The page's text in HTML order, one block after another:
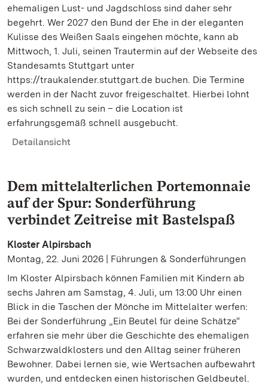
ehemaligen Lust- und Jagdschloss sind daher sehr
begehrt. Wer 2027 den Bund der Ehe in der eleganten
Kulisse des Weißen Saals eingehen möchte, kann ab
Mittwoch, 1. Juli, seinen Trautermin auf der Webseite des
Standesamts Stuttgart unter
https://traukalender.stuttgart.de buchen. Die Termine
werden in der Nacht zuvor freigeschaltet. Hierbei lohnt
es sich schnell zu sein – die Location ist
erfahrungsgemäß schnell ausgebucht.
Detailansicht
Dem mittelalterlichen Portemonnaie
auf der Spur: Sonderführung
verbindet Zeitreise mit Bastelspaß
Kloster Alpirsbach
Montag, 22. Juni 2026 | Führungen & Sonderführungen
Im Kloster Alpirsbach können Familien mit Kindern ab
sechs Jahren am Samstag, 4. Juli, um 13:00 Uhr einen
Blick in die Taschen der Mönche im Mittelalter werfen:
Bei der Sonderführung „Ein Beutel für deine Schätze“
erfahren sie mehr über die Geschichte des ehemaligen
Schwarzwaldklosters und den Alltag seiner früheren
Bewohner. Dabei lernen sie, wie Wertsachen aufbewahrt
wurden, und entdecken einen historischen Geldbeutel.